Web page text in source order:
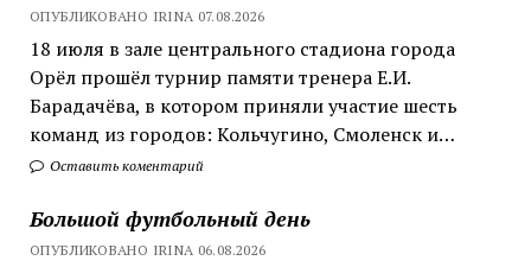
ОПУБЛИКОВАНО IRINA 07.08.2026
18 июля в зале центрального стадиона города
Орёл прошёл турнир памяти тренера Е.И.
Барадачёва, в котором приняли участие шесть
команд из городов: Кольчугино, Смоленск и…
Оставить коментарий
Большой футбольный день
ОПУБЛИКОВАНО IRINA 06.08.2026